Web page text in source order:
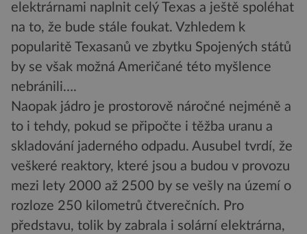
elektrárnami naplnit celý Texas a ještě spoléhat
na to, že bude stále foukat. Vzhledem k
popularitě Texasanů ve zbytku Spojených států
by se však možná Američané této myšlence
nebránili….
Naopak jádro je prostorově náročné nejméně a
to i tehdy, pokud se připočte i těžba uranu a
skladování jaderného odpadu. Ausubel tvrdí, že
veškeré reaktory, které jsou a budou v provozu
mezi lety 2000 až 2500 by se vešly na území o
rozloze 250 kilometrů čtverečních. Pro
představu, tolik by zabrala i solární elektrárna,